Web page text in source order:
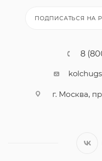
ПОДПИСАТЬСЯ НА
8
г. Москва,